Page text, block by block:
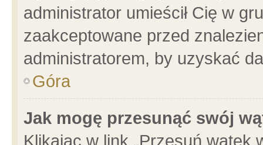
administrator umieścił Cię w
zaakceptowane przed
administratorem, by uzyskać
Góra
Jak mogę przesunąć swój
Klikając w link „Przesuń wątek